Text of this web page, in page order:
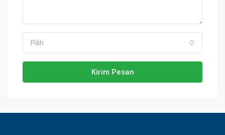
Pilih
Kirim Pesan